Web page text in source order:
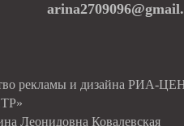
рекламы и дизайна РИА-
Леонидовна Ковалевская